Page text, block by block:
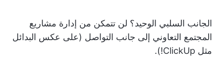
الجانب السلبي الوحيد؟ لن تتمكن من إدارة مشاريع
المجتمع التعاوني إلى جانب التواصل (على عكس البدائل
مثل ClickUp!).